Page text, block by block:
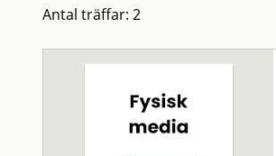
Antal träffar: 2